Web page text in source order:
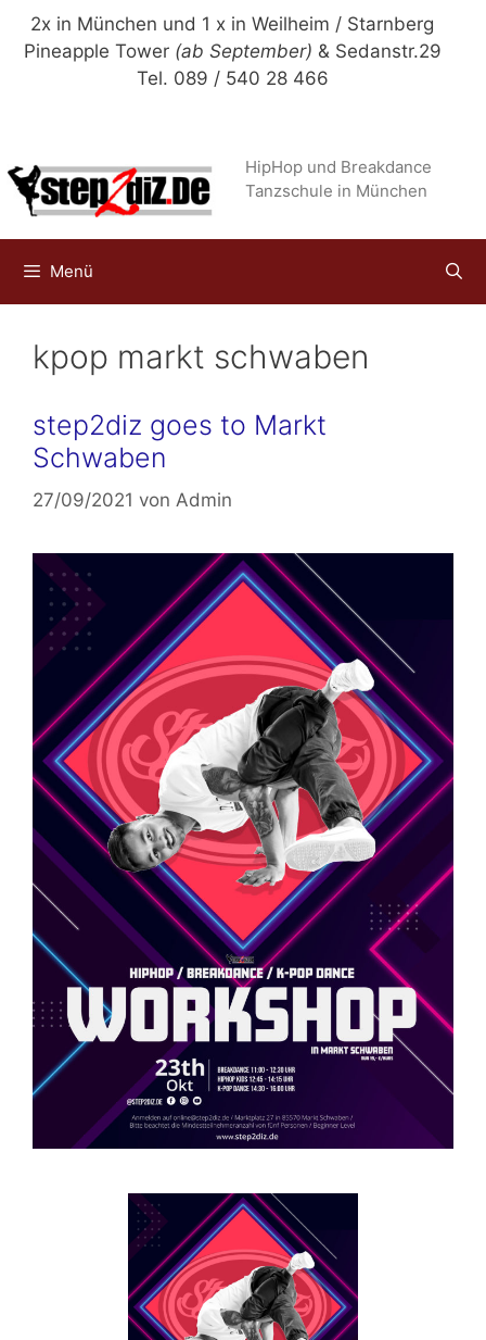
Zum
Inhalt
2x in München und 1 x in Weilheim / Starnberg
Pineapple Tower (ab September) & Sedanstr.29
Tel. 089 / 540 28 466
HipHop und Breakdance
Tanzschule in München
Menü
kpop markt schwaben
step2diz goes to Markt
Schwaben
27/09/2021 von Admin